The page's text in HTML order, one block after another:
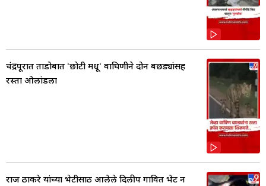
चंद्रपूरात ताडोबात 'छोटी मधू' वाघिणीने दोन बछड्यांसह
रस्ता ओलांडला
राज ठाकरे यांच्या भेटीसाठी आलेले दिलीप गावित भेट न